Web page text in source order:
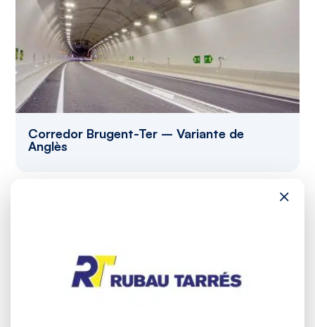
Corredor Brugent-Ter – Variante de
Anglès
×